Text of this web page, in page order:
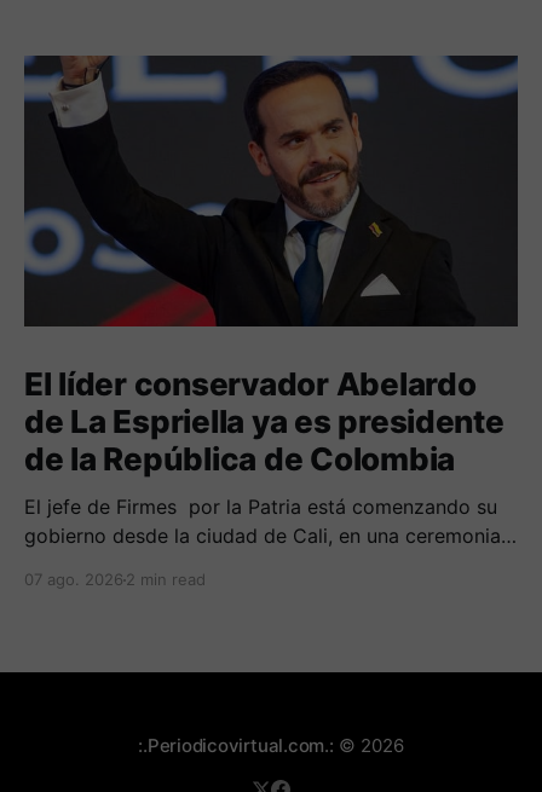
El líder conservador Abelardo
de La Espriella ya es presidente
de la República de Colombia
El jefe de Firmes por la Patria está comenzando su
gobierno desde la ciudad de Cali, en una ceremonia
gobiernos conservadores.
07 ago. 2026 2 min read
:.Periodicovirtual.com.: © 2026